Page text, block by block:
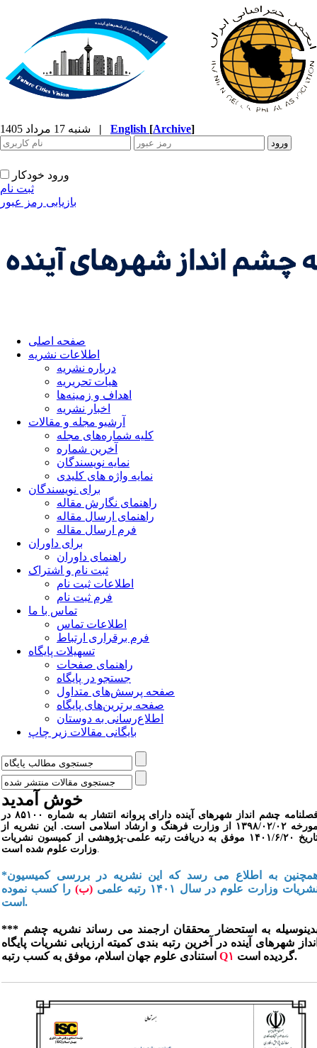
| English [Archive]
ورود خودکار
ثبت نام
بازیابی رمز عبور
صفحه اصلی
اطلاعات نشریه
درباره نشریه
هیات تحریریه
اهداف و زمینه‌ها
اخبار نشریه
آرشیو مجله و مقالات
کلیه شماره‌های مجله
آخرین شماره
نمایه نویسندگان
نمایه واژه های کلیدی
برای نویسندگان
راهنمای نگارش مقاله
راهنمای ارسال مقاله
فرم ارسال مقاله
برای داوران
راهنمای داوران
ثبت نام و اشتراک
اطلاعات ثبت نام
فرم ثبت نام
تماس با ما
اطلاعات تماس
فرم برقراری ارتباط
تسهیلات پایگاه
راهنمای صفحات
جستجو در پایگاه
صفحه پرسش‌های متداول
صفحه برترین‌های پایگاه
اطلاع‌رسانی به دوستان
بایگانی مقالات زیر چاپ
خوش آمدید
فصلنامه چشم انداز شهرهای آینده دارای پروانه انتشار به شماره ۸۵۱۰۰ در
مورخه ۱۳۹۸/۰۲/۰۲ از وزارت فرهنگ و ارشاد اسلامی است. این نشریه از
تاریخ ۱۴۰۱/۶/۲۰ موفق به دریافت رتبه علمی-پژوهشی از کمیسون نشریات
وزارت علوم شده است.
*همچنین به اطلاع می رسد که این نشریه در بررسی کمیسیون
وزارت علوم در سال ۱۴۰۱ رتبه علمی
(ب) را کسب نموده
است.
*** بدینوسیله به استحضار محققان ارجمند می رساند نشریه چشم
شهرهای آینده در آخرین رتبه بندی کمیته ارزیابی نشریات پایگاه
Q۱ گردیده است.